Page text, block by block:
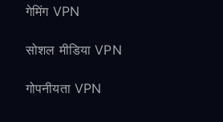
गेमिंग VPN
सोशल मीडिया VPN
गोपनीयता VPN